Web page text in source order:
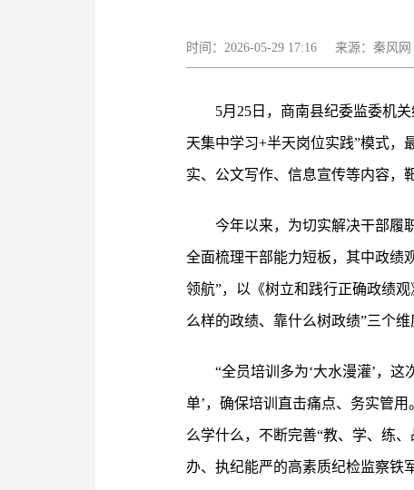
时间：2026-05-29 17:16 来源：秦风
5月25日，商南县纪委监委机
天集中学习+半天岗位实践”模式，
实、公文写作、信息宣传等内容，
今年以来，为切实解决干部履
全面梳理干部能力短板，其中政绩
领航”，以《树立和践行正确政绩
么样的政绩、靠什么树政绩”三个
“全员培训多为‘大水漫灌’，
单’，确保培训直击痛点、务实管
么学什么，不断完善“教、学、练
办、执纪能严的高素质纪检监察铁